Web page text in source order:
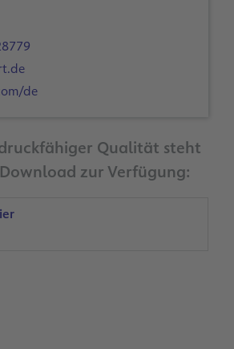
de
Qualität steht
zur Verfügung: